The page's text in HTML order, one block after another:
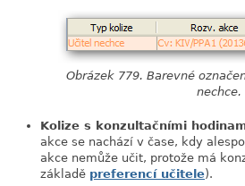
Obrázek 779. Barevné
nechce.
Kolize s konzultačními
akce se nachází v čase, kdy
akce nemůže učit, protože má
základě preferencí učitele).